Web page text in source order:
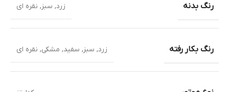
رنگ بدنه زرد, سبز, نقره ای
رنگ بکار رفته زرد, سبز, سفید, مشکی, نقره ای